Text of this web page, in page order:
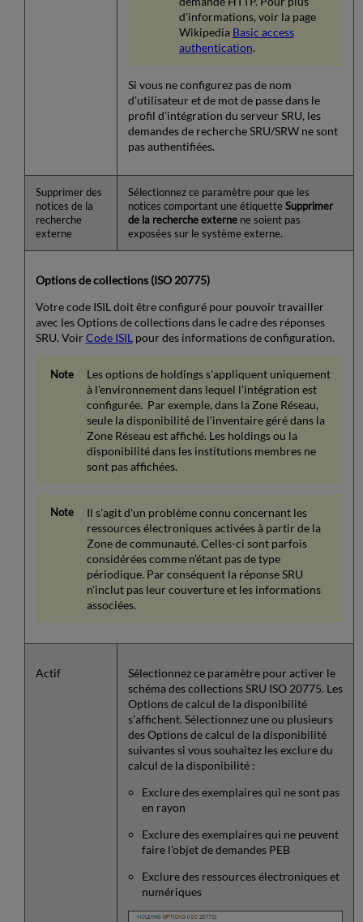
d'informations, voir la page
Wikipedia Basic access
authentication.
Si vous ne configurez pas de nom
d'utilisateur et de mot de passe dans le
profil d'intégration du serveur SRU, les
demandes de recherche SRU/SRW ne sont
pas authentifiées.
Supprimer des
notices de la
recherche
externe
Sélectionnez ce paramètre pour que les
notices comportant une étiquette Supprimer
de la recherche externene soient pas
exposées sur le système externe.
Options de collections (ISO 20775)
Votre code ISIL doit être configuré pour pouvoir travailler
avec les Options de collections dans le cadre des réponses
SRU. VoirCode ISIL pour des informations de configuration.
Les options de holdings s'appliquent uniquement
à l'environnement dans lequel l'intégration est
configurée. Par exemple, dans la Zone Réseau,
seule la disponibilité de l'inventaire géré dans la
Zone Réseau est affiché. Les holdings ou la
disponibilité dans les institutions membres ne
sont pas affichées.
Il s'agit d'un problème connu concernant les
ressources électroniques activées à partir de la
Zone de communauté. Celles-ci sont parfois
considérées comme n'étant pas de type
périodique. Par conséquent la réponse SRU
n'inclut pas leur couverture et les informations
associées.
Actif
Sélectionnez ce paramètre pour activer le
schéma des collections SRU ISO 20775. Les
Options de calcul de la disponibilité
s'affichent. Sélectionnez une ou plusieurs
des Options de calcul de la disponibilité
suivantes si vous souhaitez les exclure du
calcul de la disponibilité :
Exclure des exemplaires qui ne sont pas
en rayon
Exclure des exemplaires qui ne peuvent
faire l'objet de demandes PEB
Exclure des ressources électroniques et
numériques